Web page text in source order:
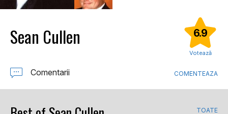
Sean Cullen 6.9
Votează
Comentarii COMENTEAZA
TOATE